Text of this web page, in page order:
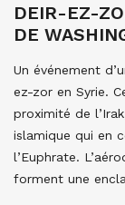
DEIR-EZ-
DE
Un événement
ez-zor en Syrie.
proximité de
islamique qui en
l’Euphrate.
forment une